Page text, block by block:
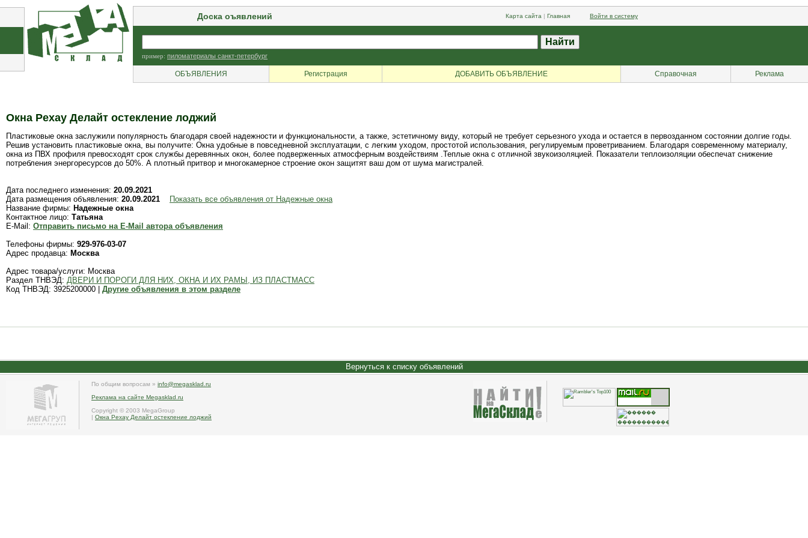
Доска оъявлений Карта сайта | Главная Войти в систему
пример: пиломатериалы санкт-петербург
ОБЪЯВЛЕНИЯ Регистрация ДОБАВИТЬ ОБЪЯВЛЕНИЕ Справочная Реклама
Окна Рехау Делайт остекление лоджий
Пластиковые окна заслужили популярность благодаря своей надежности и функциональности, а также, эстетичному виду, который не требует серьезного ухода и остается в первозданном состоянии долгие годы.
Решив установить пластиковые окна, вы получите: Окна удобные в повседневной эксплуатации, с легким уходом, простотой использования, регулируемым проветриванием. Благодаря современному материалу,
окна из ПВХ профиля превосходят срок службы деревянных окон, более подверженных атмосферным воздействиям .Теплые окна с отличной звукоизоляцией. Показатели теплоизоляции обеспечат снижение
потребления энергоресурсов до 50%. А плотный притвор и многокамерное строение окон защитят ваш дом от шума магистралей.
Дата последнего изменения: 20.09.2021
Дата размещения объявления: 20.09.2021
Показать все объявления от Надежные окна
Название фирмы: Надежные окна
Контактное лицо: Татьяна
E-Mail: Отправить письмо на E-Mail автора объявления
Телефоны фирмы: 929-976-03-07
Адрес продавца: Москва
Адрес товара/услуги: Москва
Раздел ТНВЭД: ДВЕРИ И ПОРОГИ ДЛЯ НИХ, ОКНА И ИХ РАМЫ, ИЗ ПЛАСТМАСС
Код ТНВЭД: 3925200000 | Другие объявления в этом разделе
Вернуться к списку объявлений
По общим вопросам » info@megasklad.ru
Реклама на сайте Megasklad.ru
Copyright © 2003 MegaGroup
| Окна Рехау Делайт остекление лоджий